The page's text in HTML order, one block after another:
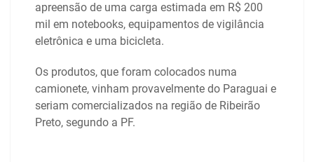
apreensão de uma carga estimada em R$ 200
mil em notebooks, equipamentos de vigilância
eletrônica e uma bicicleta.
Os produtos, que foram colocados numa
camionete, vinham provavelmente do Paraguai e
seriam comercializados na região de Ribeirão
Preto, segundo a PF.